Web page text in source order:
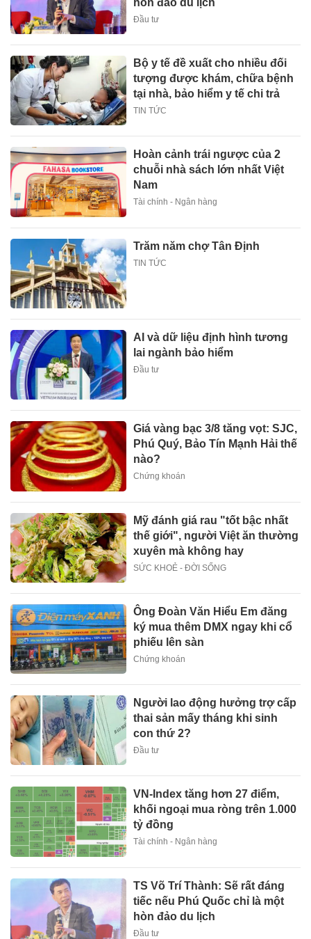
Đầu tư
Bộ y tế đề xuất cho nhiều đối
tượng được khám, chữa bệnh
tại nhà, bảo hiểm y tế chi trả
TIN TỨC
Hoàn cảnh trái ngược của 2
chuỗi nhà sách lớn nhất Việt
Nam
Tài chính - Ngân hàng
Trăm năm chợ Tân Định
TIN TỨC
AI và dữ liệu định hình tương
lai ngành bảo hiểm
Đầu tư
Giá vàng bạc 3/8 tăng vọt: SJC,
Phú Quý, Bảo Tín Mạnh Hải thế
nào?
Chứng khoán
Mỹ đánh giá rau "tốt bậc nhất
thế giới", người Việt ăn thường
xuyên mà không hay
SỨC KHOẺ - ĐỜI SỐNG
Ông Đoàn Văn Hiểu Em đăng
ký mua thêm DMX ngay khi cổ
phiếu lên sàn
Chứng khoán
Người lao động hưởng trợ cấp
thai sản mấy tháng khi sinh
con thứ 2?
Đầu tư
VN-Index tăng hơn 27 điểm,
khối ngoại mua ròng trên 1.000
tỷ đồng
Tài chính - Ngân hàng
TS Võ Trí Thành: Sẽ rất đáng
tiếc nếu Phú Quốc chỉ là một
hòn đảo du lịch
Đầu tư